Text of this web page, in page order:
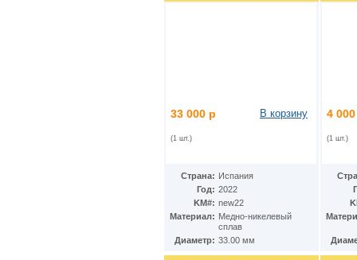
33 000 р
(1 шт.)
В корзину
Страна: Испания
Год: 2022
KM#: new22
Материал: Медно-никелевый
сплав
Диаметр: 33.00 мм
4
(1 шт.)